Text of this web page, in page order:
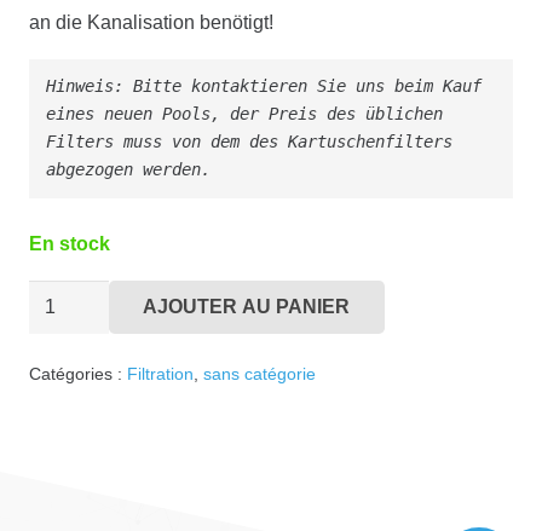
an die Kanalisation benötigt!
Hinweis: Bitte kontaktieren Sie uns beim Kauf
eines neuen Pools, der Preis des üblichen
Filters muss von dem des Kartuschenfilters
abgezogen werden.
En stock
quantité
Kartuschenfilter
AJOUTER AU PANIER
Catégories : Filtration, sans catégorie